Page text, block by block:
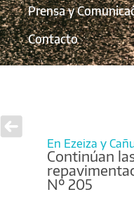
Prensa y
Contacto
En Ezeiza y
Continúan
Nº 205